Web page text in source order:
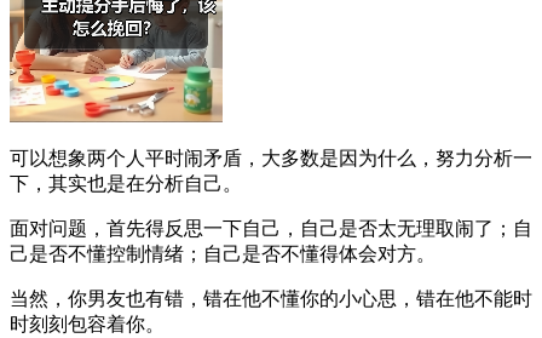
可以想象两个人平时闹矛盾，大多数是因为什么，努力分析一
下，其实也是在分析自己。
面对问题，首先得反思一下自己，自己是否太无理取闹了；自
己是否不懂控制情绪；自己是否不懂得体会对方。
当然，你男友也有错，错在他不懂你的小心思，错在他不能时
时刻刻包容着你。